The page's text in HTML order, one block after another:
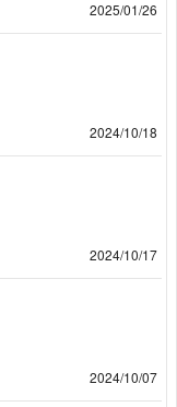
2025/01/26
2024/10/18
2024/10/17
2024/10/07